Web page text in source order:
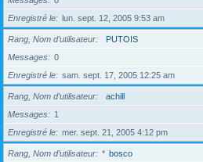
Enregistré le
lun. sept. 12, 2005 9:53 am
Rang, Nom d’utilisateur
PUTOIS
Messages
0
Enregistré le
sam. sept. 17, 2005 12:25 am
Rang, Nom d’utilisateur
achill
Messages
1
Enregistré le
mer. sept. 21, 2005 4:12 pm
Rang, Nom d’utilisateur * bosco